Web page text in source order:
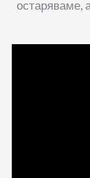
остаряваме,